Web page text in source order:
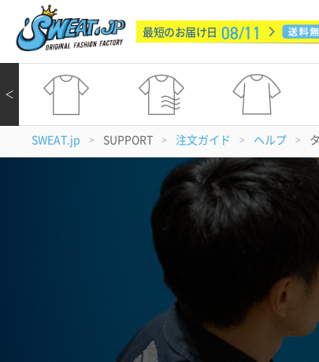
最短のお届け日 08/11
＜
SWEAT.jp > SUPPORT > 注文ガイド > ヘルプ >